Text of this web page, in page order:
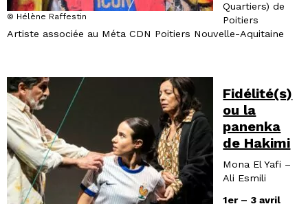
© Hélène Raffestin
Quartiers) de
Poitiers
Artiste associée au Méta CDN Poitiers Nouvelle-Aquitaine
Fidélité(s)
ou la
panenka
de Hakimi
Mona El Yafi –
Ali Esmili
1er – 3 avril